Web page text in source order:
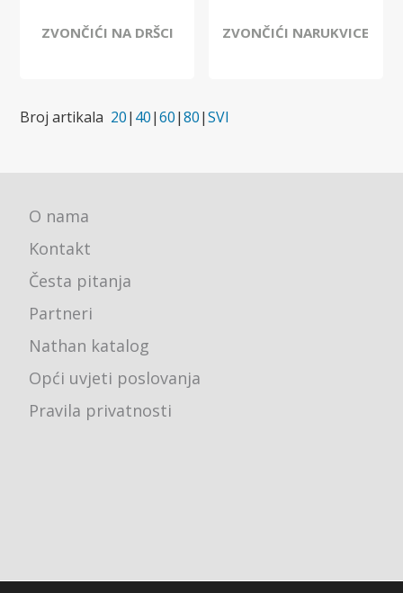
ZVONČIĆI NA DRŠCI ZVONČIĆI NARUKVICE
Broj artikala 20| 40|60|80|SVI
O nama
Kontakt
Česta pitanja
Partneri
Nathan katalog
Opći uvjeti poslovanja
Pravila privatnosti